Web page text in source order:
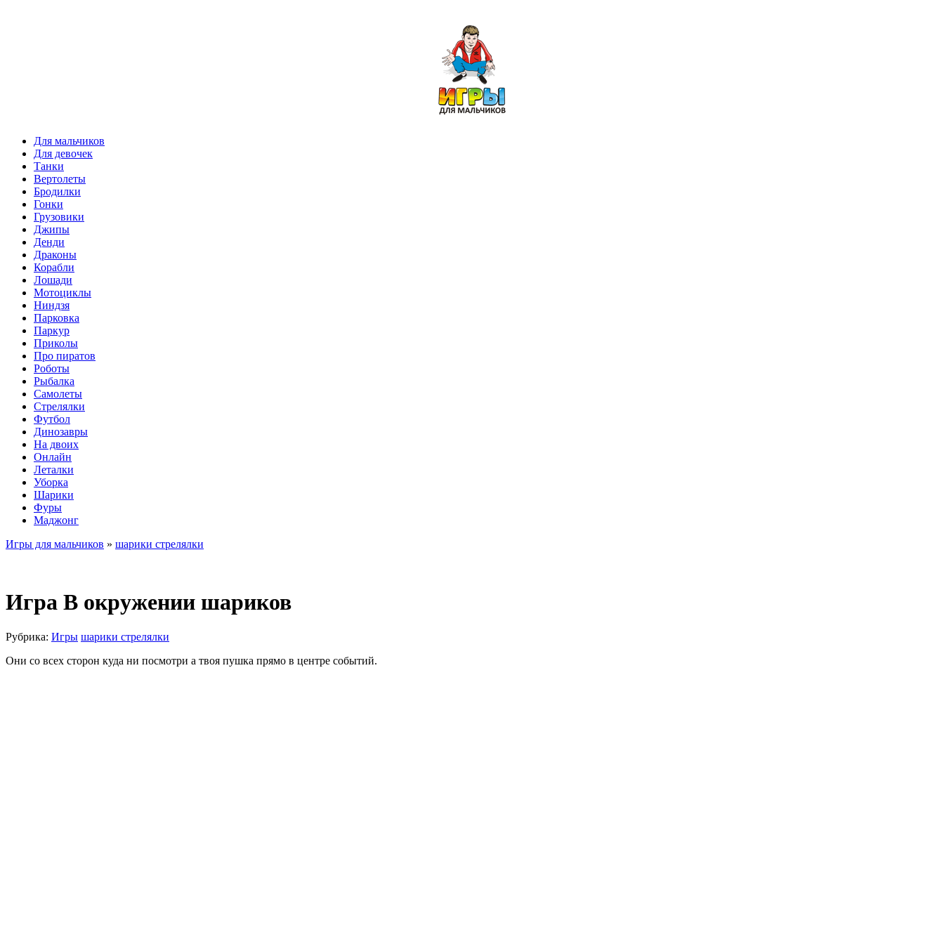
Для мальчиков
Для девочек
Танки
Вертолеты
Бродилки
Гонки
Грузовики
Джипы
Денди
Драконы
Корабли
Лошади
Мотоциклы
Ниндзя
Парковка
Паркур
Приколы
Про пиратов
Роботы
Рыбалка
Самолеты
Стрелялки
Футбол
Динозавры
На двоих
Онлайн
Леталки
Уборка
Шарики
Фуры
Маджонг
Игры для мальчиков » шарики стрелялки
Игра В окружении шариков
Рубрика: Игры шарики стрелялки
Они со всех сторон куда ни посмотри а твоя пушка прямо в центре событий.